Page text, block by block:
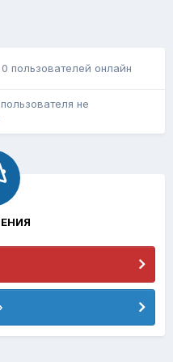
0 пользователей онлайн
не